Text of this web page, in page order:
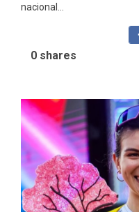
nacional...
0 shares